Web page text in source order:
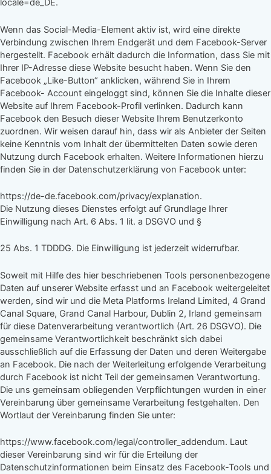
locale=de_DE.
Wenn das Social-Media-Element aktiv ist, wird eine direkte
Verbindung zwischen Ihrem Endgerät und dem Facebook-Server
hergestellt. Facebook erhält dadurch die Information, dass Sie mit
Ihrer IP-Adresse diese Website besucht haben. Wenn Sie den
Facebook „Like-Button“ anklicken, während Sie in Ihrem
Facebook- Account eingeloggt sind, können Sie die Inhalte dieser
Website auf Ihrem Facebook-Profil verlinken. Dadurch kann
Facebook den Besuch dieser Website Ihrem Benutzerkonto
zuordnen. Wir weisen darauf hin, dass wir als Anbieter der Seiten
keine Kenntnis vom Inhalt der übermittelten Daten sowie deren
Nutzung durch Facebook erhalten. Weitere Informationen hierzu
finden Sie in der Datenschutzerklärung von Facebook unter:
https://de-de.facebook.com/privacy/explanation.
Die Nutzung dieses Dienstes erfolgt auf Grundlage Ihrer
Einwilligung nach Art. 6 Abs. 1 lit. a DSGVO und §
25 Abs. 1 TDDDG. Die Einwilligung ist jederzeit widerrufbar.
Soweit mit Hilfe des hier beschriebenen Tools personenbezogene
Daten auf unserer Website erfasst und an Facebook weitergeleitet
werden, sind wir und die Meta Platforms Ireland Limited, 4 Grand
Canal Square, Grand Canal Harbour, Dublin 2, Irland gemeinsam
für diese Datenverarbeitung verantwortlich (Art. 26 DSGVO). Die
gemeinsame Verantwortlichkeit beschränkt sich dabei
ausschließlich auf die Erfassung der Daten und deren Weitergabe
an Facebook. Die nach der Weiterleitung erfolgende Verarbeitung
durch Facebook ist nicht Teil der gemeinsamen Verantwortung.
Die uns gemeinsam obliegenden Verpflichtungen wurden in einer
Vereinbarung über gemeinsame Verarbeitung festgehalten. Den
Wortlaut der Vereinbarung finden Sie unter:
https://www.facebook.com/legal/controller_addendum. Laut
dieser Vereinbarung sind wir für die Erteilung der
Datenschutzinformationen beim Einsatz des Facebook-Tools und